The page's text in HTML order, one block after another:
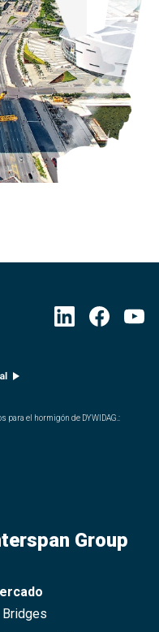
el hormigón de DYWIDAG. :
Group
Bridges